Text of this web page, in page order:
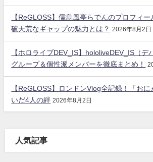
【ReGLOSS】儒烏風亭らでんのプロフィ
破天荒なギャップの魅力とは？
2026年8月2日
【ホロライブDEV_IS】hololiveDEV_IS（デ
グループ＆個性派メンバーを徹底まとめ！
【ReGLOSS】ロンドンVlog全記録！「お
いだ4人の絆 2026年8月2日
人気記事